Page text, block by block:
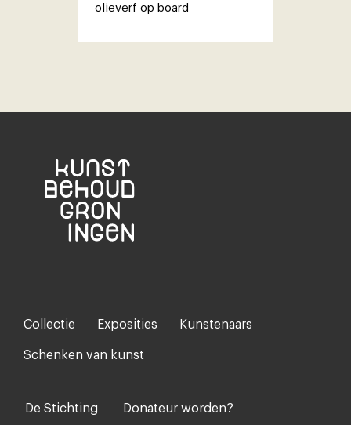
olieverf op board
Footer-
menu
Collectie Exposities Kunstenaars
Schenken van kunst
Voet
De Stichting Donateur worden?